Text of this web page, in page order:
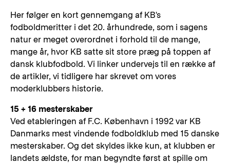
Her følger en kort gennemgang af KB's
fodboldmeritter i det 20. århundrede, som i sagens
natur er meget overordnet i forhold til de mange,
mange år, hvor KB satte sit store præg på toppen af
dansk klubfodbold. Vi linker undervejs til en række af
de artikler, vi tidligere har skrevet om vores
moderklubbers historie.
15 + 16 mesterskaber
Ved etableringen af F.C. København i 1992 var KB
Danmarks mest vindende fodboldklub med 15 danske
mesterskaber. Og det skyldes ikke kun, at klubben er
landets ældste, for man begyndte først at spille om